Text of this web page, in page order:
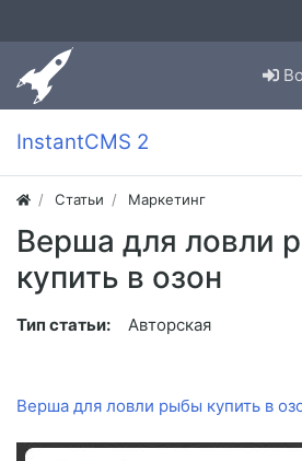
InstantCMS 2
Статьи Маркетинг
Верша для ловли
купить в озон
Тип статьи: Авторская
Верша для ловли рыбы купить в